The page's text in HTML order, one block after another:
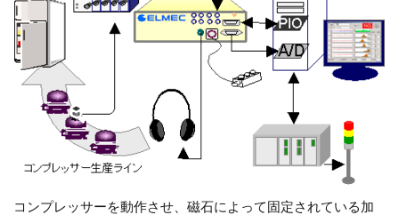
コンプレッサーを動作させ、磁石によって固定されている加